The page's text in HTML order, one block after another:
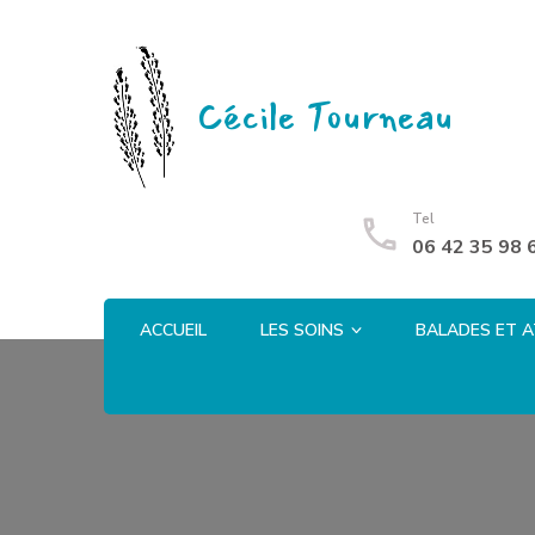
Cécile Tourneau
Tel
06 42 35 98
ACCUEIL LES SOINS BALADES ET